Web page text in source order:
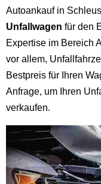
Autoankauf in
Unfallwagen für den
Expertise im Bereich
vor allem,
Bestpreis für Ihren
Anfrage, um Ihren
verkaufen.